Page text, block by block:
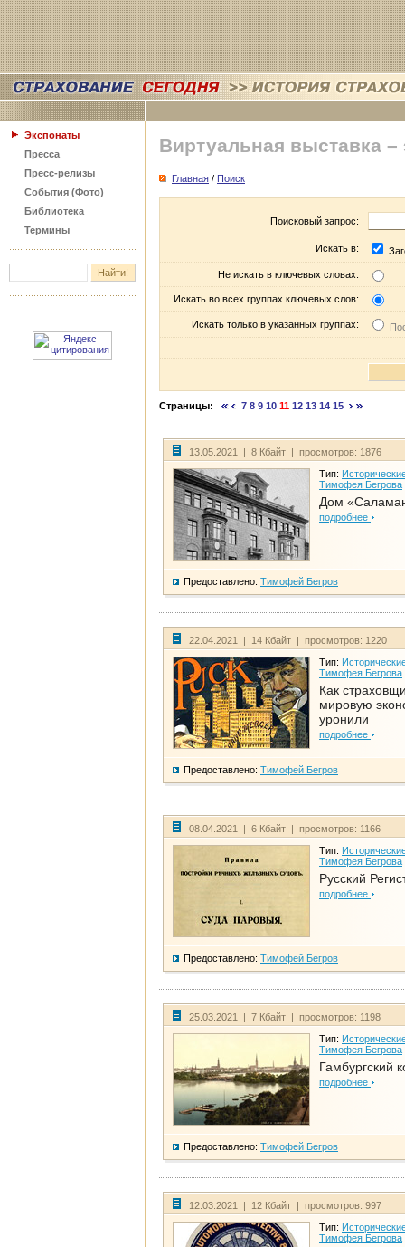
Экспонаты
Пресса
Пресс-релизы
События (Фото)
Библиотека
Термины
Виртуальная выставка –
Главная / Поиск
Поисковый запрос:
Искать в:
Не искать в ключевых словах:
Искать во всех группах ключевых слов:
Искать только в указанных группах:
Страницы: 7 8 9 10 11 12 13 14 15
13.05.2021 | 8 Кбайт | просмотров: 1876
Тип:
Тимофея Бегрова
Дом
подробнее
Предоставлено: Тимофей Бегров
22.04.2021 | 14 Кбайт | просмотров: 1220
Тип:
Тимофея Бегрова
Как
мировую
уронили
подробнее
Предоставлено: Тимофей Бегров
08.04.2021 | 6 Кбайт | просмотров: 1166
Тип:
Тимофея Бегрова
Русский
подробнее
Предоставлено: Тимофей Бегров
25.03.2021 | 7 Кбайт | просмотров: 1198
Тип:
Тимофея Бегрова
Гамбургский
подробнее
Предоставлено: Тимофей Бегров
12.03.2021 | 12 Кбайт | просмотров: 997
Тип:
Тимофея Бегрова